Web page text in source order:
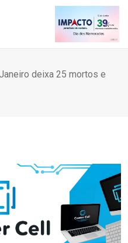
deixa 25 mortos e